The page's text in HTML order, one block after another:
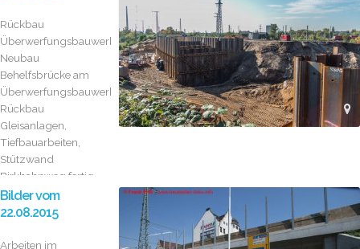
Rückbau
Überwerfungsbauwerk,
Neubau
Behelfsbrücke am
Überwerfungsbauwerk,
Rückbau
Gleisanlagen,
Tiefbauarbeiten,
Stützwand
Birkhahnweg fertig
gestellt
Bilder vom
22.08.2015
Arbeiten im